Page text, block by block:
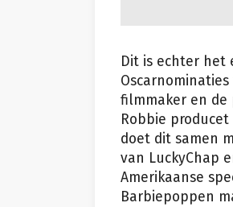
Dit is echter het
filmmaker en de
Robbie
doet dit samen
van LuckyChap
Amerikaanse
Barbiepoppen